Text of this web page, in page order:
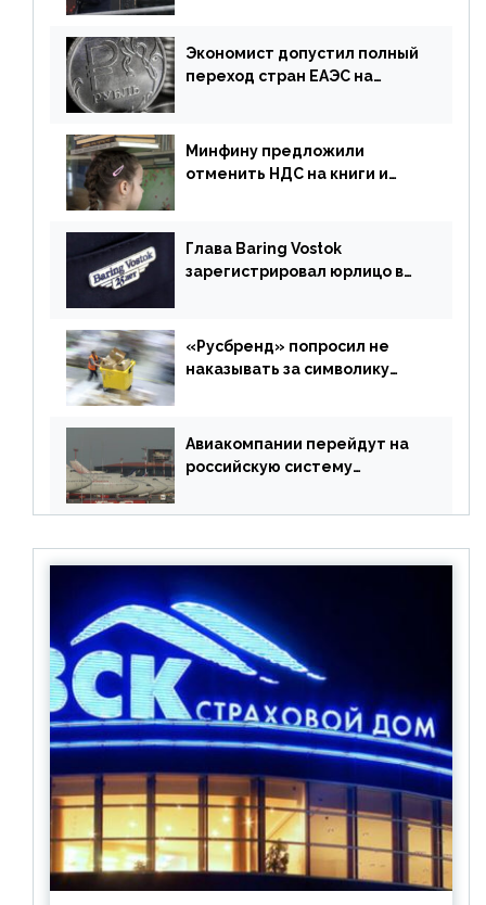
Экономист допустил полный
переход стран ЕАЭС на
Минфину предложили
отменить НДС на книги и
Глава Baring Vostok
зарегистрировал юрлицо в
«Русбренд» попросил не
наказывать за символику
Авиакомпании перейдут на
российскую систему